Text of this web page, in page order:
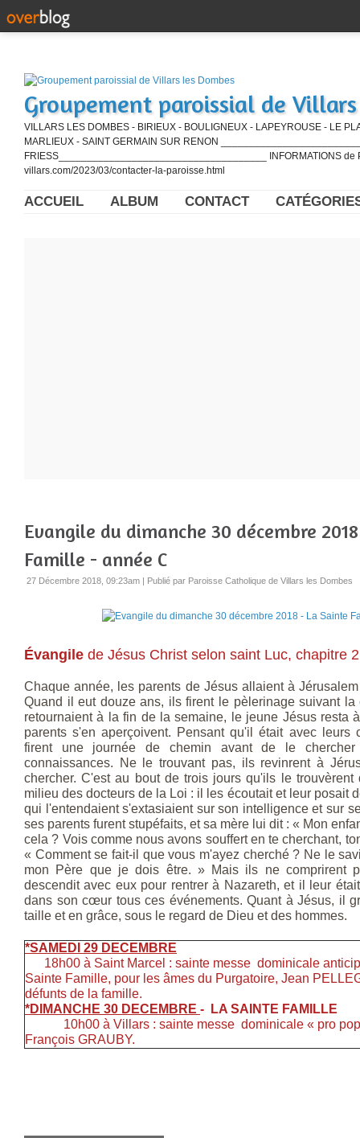
Groupement paroissial de
VILLARS LES DOMBES - BIRIEUX - BOULIGNEUX - LAPEYROUSE - LE
MARLIEUX - SAINT GERMAIN SUR RENON
FRIESS_____________________________________ INFORMATIONS de
villars.com/2023/03/contacter-la-paroisse.html
ACCUEIL ALBUM CONTACT
Evangile du dimanche 30 décembre
Famille - année C
27 Décembre 2018, 09:23am | Publié par Paroisse Catholique de Villars les Dombes
Évangile de Jésus Christ selon saint Luc, chapitre
Chaque année, les parents de Jésus allaient à
Quand il eut douze ans, ils firent le pèlerinage suivant la
retournaient à la fin de la semaine, le jeune Jésus resta
parents s'en aperçoivent. Pensant qu'il était avec leurs
firent une journée de chemin avant de le
connaissances. Ne le trouvant pas, ils revinrent à
chercher. C'est au bout de trois jours qu'ils le
milieu des docteurs de la Loi : il les écoutait et leur posait
qui l'entendaient s'extasiaient sur son intelligence et sur
ses parents furent stupéfaits, et sa mère lui dit : « Mon
cela ? Vois comme nous avons souffert en te cherchant,
« Comment se fait-il que vous m'ayez cherché ? Ne le
mon Père que je dois être. » Mais ils ne comprirent
descendit avec eux pour rentrer à Nazareth, et il leur
dans son cœur tous ces événements. Quant à Jésus, il
taille et en grâce, sous le regard de Dieu et des hommes.
*SAMEDI 29 DECEMBRE
18h00 à Saint Marcel : sainte messe dominicale
Sainte Famille, pour les âmes du Purgatoire, Jean
défunts de la famille.
*DIMANCHE 30 DECEMBRE - LA SAINTE FAMILLE
10h00 à Villars : sainte messe dominicale « pro
François GRAUBY.